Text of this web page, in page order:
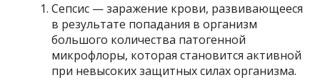
Сепсис — заражение крови, развивающееся
в результате попадания в организм
большого количества патогенной
микрофлоры, которая становится активной
при невысоких защитных силах организма.